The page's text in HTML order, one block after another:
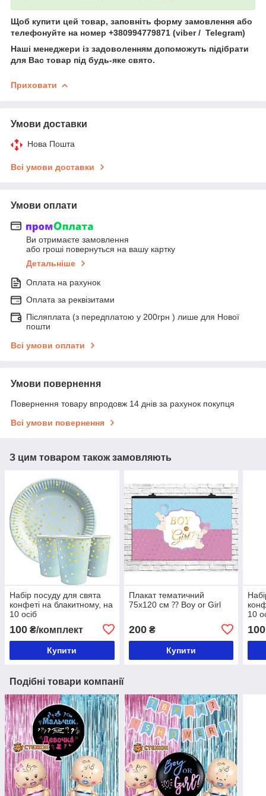
Щоб купити цей товар, заповніть форму замовлення або
телефонуйте на номер +380994779871 (viber / Telegram)
Наші менеджери із задоволенням допоможуть підібрати
для Вас товар під будь-яке свято.
Приховати
Умови доставки
Нова Пошта
Всі умови доставки
Умови оплати
Ви отримаєте замовлення
або гроші повернуться на вашу картку
Детальніше
Оплата на рахунок
Оплата за реквізитами
Післяплата (з передплатою у 200грн ) лише для Нової
пошти
Всі умови оплати
Умови повернення
Повернення товару впродовж 14 днів за рахунок покупця
Всі умови повернення
З цим товаром також замовляють
Набір посуду для свята
конфеті на блакитному, на
10 осіб
100 ₴/комплект
Купити
Плакат тематичний
75х120 см ⁇ Boy or Girl
200₴
Купити
10
100
Подібні товари компанії